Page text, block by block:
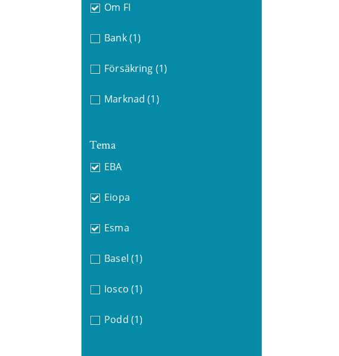
Om FI
Bank (1)
Försäkring (1)
Marknad (1)
Tema
EBA
Eiopa
Esma
Basel (1)
Iosco (1)
Podd (1)